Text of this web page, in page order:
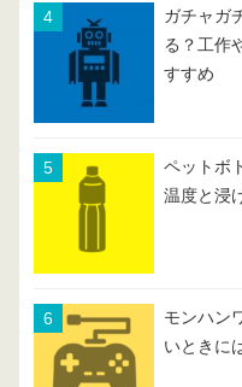
ガチャガ
る？工作
すすめ
ペットボ
温度と浸
モンハン
いときに